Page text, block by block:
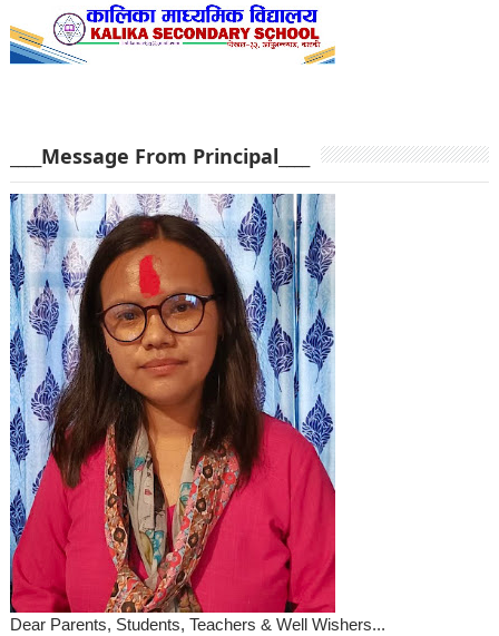
____Message From Principal____
Dear Parents, Students, Teachers & Well Wishers...